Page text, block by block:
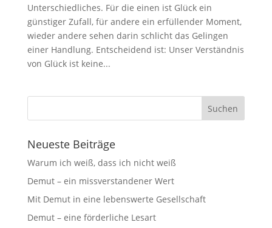
Unterschiedliches. Für die einen ist Glück ein
günstiger Zufall, für andere ein erfüllender Moment,
wieder andere sehen darin schlicht das Gelingen
einer Handlung. Entscheidend ist: Unser Verständnis
von Glück ist keine...
Neueste Beiträge
Warum ich weiß, dass ich nicht weiß
Demut – ein missverstandener Wert
Mit Demut in eine lebenswerte Gesellschaft
Demut – eine förderliche Lesart